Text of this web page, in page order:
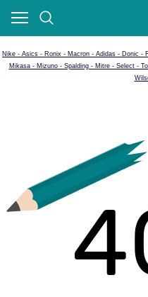
Nike - Asics - Ronix - Macron - Adidas - Donic -
Mikasa - Mizuno - Spalding - Mitre - Select -